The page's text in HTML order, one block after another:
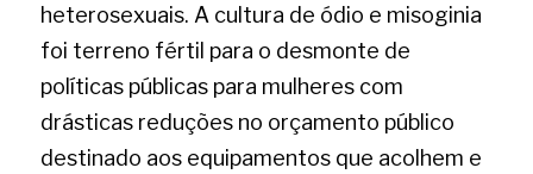
heterosexuais. A cultura de ódio e misoginia
foi terreno fértil para o desmonte de
políticas públicas para mulheres com
drásticas reduções no orçamento público
destinado aos equipamentos que acolhem e